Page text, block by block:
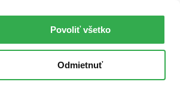
Povoliť všetko
Odmietnuť